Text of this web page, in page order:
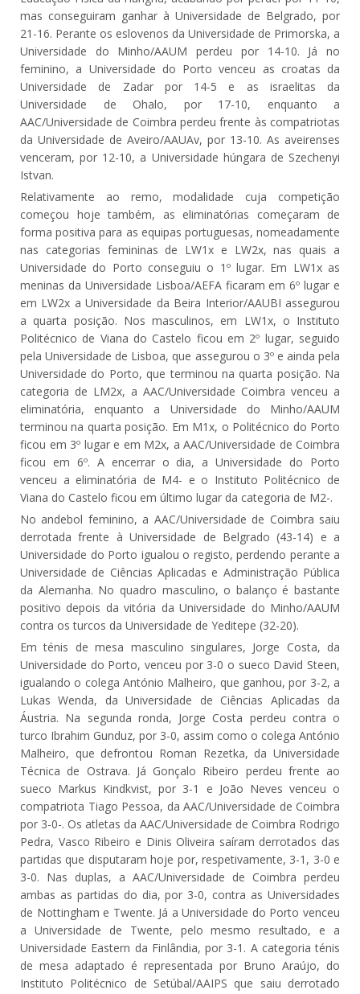
mas conseguiram ganhar à Universidade de Belgrado, por
21-16. Perante os eslovenos da Universidade de Primorska, a
Universidade do Minho/AAUM perdeu por 14-10. Já no
feminino, a Universidade do Porto venceu as croatas da
Universidade de Zadar por 14-5 e as israelitas da
Universidade de Ohalo, por 17-10, enquanto a
AAC/Universidade de Coimbra perdeu frente às compatriotas
da Universidade de Aveiro/AAUAv, por 13-10. As aveirenses
venceram, por 12-10, a Universidade húngara de Szechenyi
Istvan.
Relativamente ao remo, modalidade cuja competição
começou hoje também, as eliminatórias começaram de
forma positiva para as equipas portuguesas, nomeadamente
nas categorias femininas de LW1x e LW2x, nas quais a
Universidade do Porto conseguiu o 1º lugar. Em LW1x as
meninas da Universidade Lisboa/AEFA ficaram em 6º lugar e
em LW2x a Universidade da Beira Interior/AAUBI assegurou
a quarta posição. Nos masculinos, em LW1x, o Instituto
Politécnico de Viana do Castelo ficou em 2º lugar, seguido
pela Universidade de Lisboa, que assegurou o 3º e ainda pela
Universidade do Porto, que terminou na quarta posição. Na
categoria de LM2x, a AAC/Universidade Coimbra venceu a
eliminatória, enquanto a Universidade do Minho/AAUM
terminou na quarta posição. Em M1x, o Politécnico do Porto
ficou em 3º lugar e em M2x, a AAC/Universidade de Coimbra
ficou em 6º. A encerrar o dia, a Universidade do Porto
venceu a eliminatória de M4- e o Instituto Politécnico de
Viana do Castelo ficou em último lugar da categoria de M2-.
No andebol feminino, a AAC/Universidade de Coimbra saiu
derrotada frente à Universidade de Belgrado (43-14) e a
Universidade do Porto igualou o registo, perdendo perante a
Universidade de Ciências Aplicadas e Administração Pública
da Alemanha. No quadro masculino, o balanço é bastante
positivo depois da vitória da Universidade do Minho/AAUM
contra os turcos da Universidade de Yeditepe (32-20).
Em ténis de mesa masculino singulares, Jorge Costa, da
Universidade do Porto, venceu por 3-0 o sueco David Steen,
igualando o colega António Malheiro, que ganhou, por 3-2, a
Lukas Wenda, da Universidade de Ciências Aplicadas da
Áustria. Na segunda ronda, Jorge Costa perdeu contra o
turco Ibrahim Gunduz, por 3-0, assim como o colega António
Malheiro, que defrontou Roman Rezetka, da Universidade
Técnica de Ostrava. Já Gonçalo Ribeiro perdeu frente ao
sueco Markus Kindkvist, por 3-1 e João Neves venceu o
compatriota Tiago Pessoa, da AAC/Universidade de Coimbra
por 3-0-. Os atletas da AAC/Universidade de Coimbra Rodrigo
Pedra, Vasco Ribeiro e Dinis Oliveira saíram derrotados das
partidas que disputaram hoje por, respetivamente, 3-1, 3-0 e
3-0. Nas duplas, a AAC/Universidade de Coimbra perdeu
ambas as partidas do dia, por 3-0, contra as Universidades
de Nottingham e Twente. Já a Universidade do Porto venceu
a Universidade de Twente, pelo mesmo resultado, e a
Universidade Eastern da Finlândia, por 3-1. A categoria ténis
de mesa adaptado é representada por Bruno Araújo, do
Instituto Politécnico de Setúbal/AAIPS que saiu derrotado